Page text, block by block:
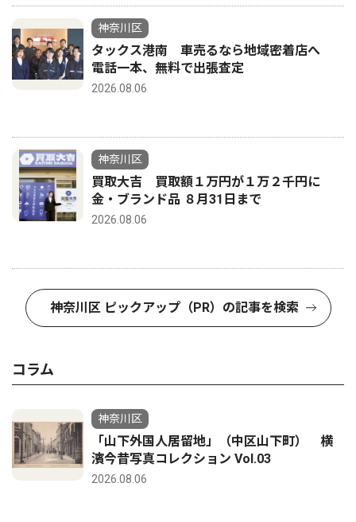
神奈川区
タックス港南 車売るなら地域密着店へ
電話一本、無料で出張査定
2026.08.06
神奈川区
買取大吉 買取額１万円が１万２千円に
金・ブランド品 ８月31日まで
2026.08.06
神奈川区 ピックアップ（PR）の記事を検索
コラム
神奈川区
「山下外国人居留地」（中区山下町） 横
濱今昔写真コレクション Vol.03
2026.08.06